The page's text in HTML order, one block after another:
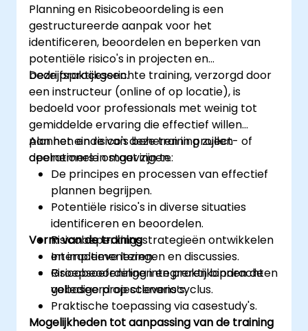
Planning en Risicobeoordeling is een
gestructureerde aanpak voor het
identificeren, beoordelen en beperken van
potentiële risico's in projecten en
bedrijfsprocessen.
Deze praktijkgerichte training, verzorgd door
een instructeur (online of op locatie), is
bedoeld voor professionals met weinig tot
gemiddelde ervaring die effectief willen
plannen en risico's beheren in project- of
operationele omgevingen.
Aan het einde van deze training zullen
deelnemers in staat zijn te:
De principes en processen van effectief
plannen begrijpen.
Potentiële risico's in diverse situaties
identificeren en beoordelen.
Risicobeperkingsstrategieën ontwikkelen
en implementeren.
Risicobeoordeling integreren binnen de
volledige projectlevenscyclus.
Vorm van de training
Interactieve lezingen en discussies.
Groepsoefeningen en praktijkopdrachten
gebaseerd op scenario’s.
Praktische toepassing via casestudy's.
Mogelijkheden tot aanpassing van de training